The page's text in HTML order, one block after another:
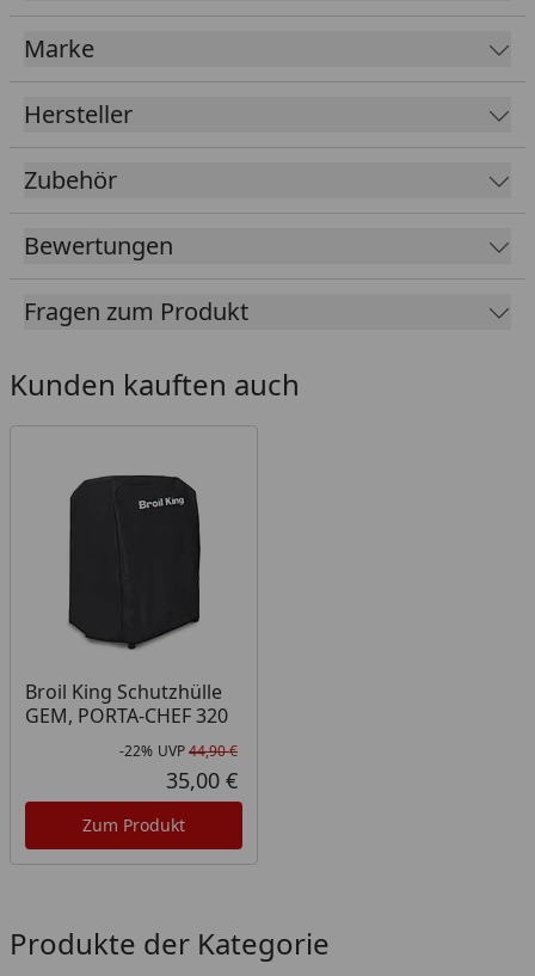
Marke
Hersteller
Zubehör
Bewertungen
Fragen zum Produkt
Kunden kauften auch
Broil King Schutzhülle
GEM, PORTA-CHEF 320
Rabatt in Prozent
-22%
Ursprünglicher Preis
UVP44,90 €
Aktueller Preis
35,00 €
Zum Produkt
Produkte der Kategorie